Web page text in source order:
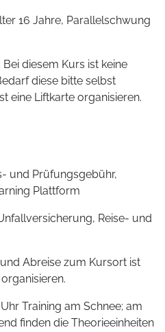
16 Jahre, Parallelschwung
Bei diesem Kurs ist keine
diese bitte selbst
eine Liftkarte organisieren.
und Prüfungsgebühr,
Plattform
Reise- und
Abreise zum Kursort ist
Training am Schnee; am
finden die Theorieeinheiten